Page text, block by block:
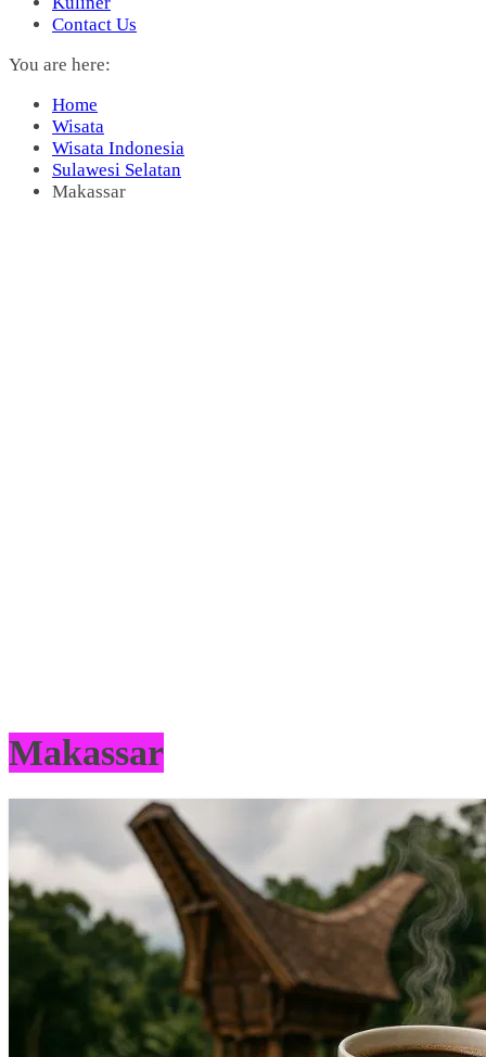
Contact Us
You are here:
Home
Wisata
Wisata Indonesia
Sulawesi Selatan
Makassar
Makassar